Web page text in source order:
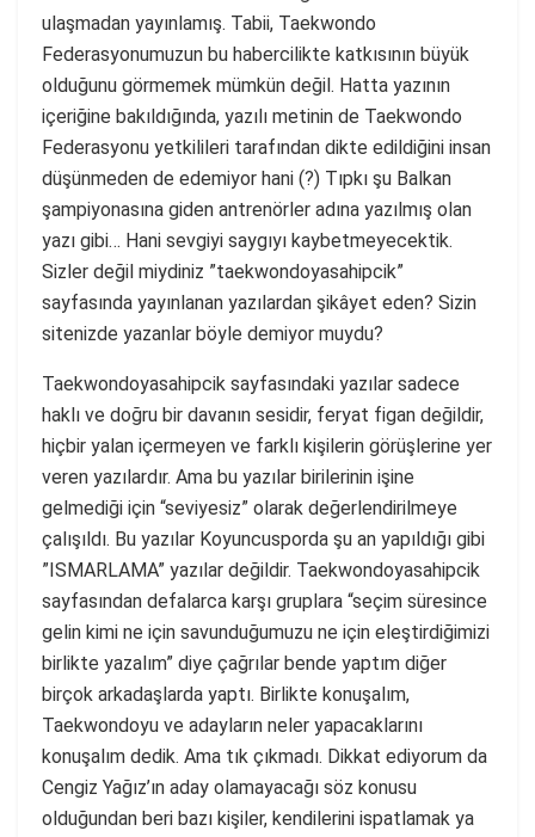
ulaşmadan yayınlamış. Tabii, Taekwondo
Federasyonumuzun bu habercilikte katkısının büyük
olduğunu görmemek mümkün değil. Hatta yazının
içeriğine bakıldığında, yazılı metinin de Taekwondo
Federasyonu yetkilileri tarafından dikte edildiğini insan
düşünmeden de edemiyor hani (?) Tıpkı şu Balkan
şampiyonasına giden antrenörler adına yazılmış olan
yazı gibi… Hani sevgiyi saygıyı kaybetmeyecektik.
Sizler değil miydiniz ”taekwondoyasahipcik”
sayfasında yayınlanan yazılardan şikâyet eden? Sizin
sitenizde yazanlar böyle demiyor muydu?
Taekwondoyasahipcik sayfasındaki yazılar sadece
haklı ve doğru bir davanın sesidir, feryat figan değildir,
hiçbir yalan içermeyen ve farklı kişilerin görüşlerine yer
veren yazılardır. Ama bu yazılar birilerinin işine
gelmediği için “seviyesiz” olarak değerlendirilmeye
çalışıldı. Bu yazılar Koyuncusporda şu an yapıldığı gibi
”ISMARLAMA” yazılar değildir. Taekwondoyasahipcik
sayfasından defalarca karşı gruplara “seçim süresince
gelin kimi ne için savunduğumuzu ne için eleştirdiğimizi
birlikte yazalım” diye çağrılar bende yaptım diğer
birçok arkadaşlarda yaptı. Birlikte konuşalım,
Taekwondoyu ve adayların neler yapacaklarını
konuşalım dedik. Ama tık çıkmadı. Dikkat ediyorum da
Cengiz Yağız’ın aday olamayacağı söz konusu
olduğundan beri bazı kişiler, kendilerini ispatlamak ya